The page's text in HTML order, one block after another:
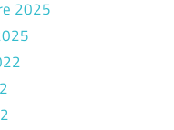
2025